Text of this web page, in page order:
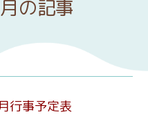
の記事
行事予定表